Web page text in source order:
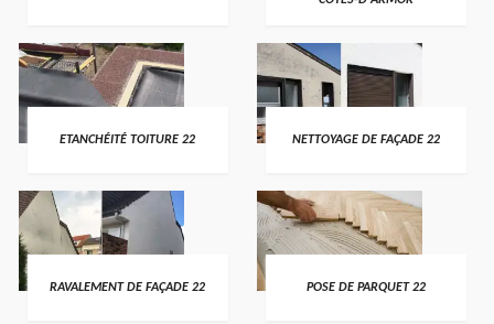
ETANCHÉITÉ TOITURE 22 NETTOYAGE DE FAÇADE 22
RAVALEMENT DE FAÇADE 22 POSE DE PARQUET 22